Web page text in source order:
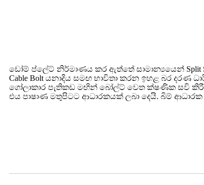
ඩෝම් ප්ලේට් නිර්මාණය කර ඇත්තේ සාමාන්‍යයෙන් Split Set
Cable Bolt යනාදිය සමඟ භාවිතා කරන ඉහළ බර දරණ
ගෝලාකාර පැතිකඩ මඟින් බෝල්ට් වෙත ක්ෂණික සවි
එය පාෂාණ මතුපිටට ආධාරකයක් ලබා දෙයි. බිම්